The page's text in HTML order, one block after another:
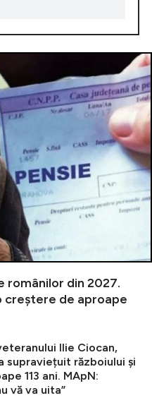
românilor din 2027.
creștere de aproape
Ilie Ciocan,
supraviețuit războiului și
113 ani. MApN:
vă va uita”